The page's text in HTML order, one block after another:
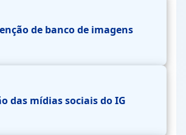
de banco de imagens
das mídias sociais do IG